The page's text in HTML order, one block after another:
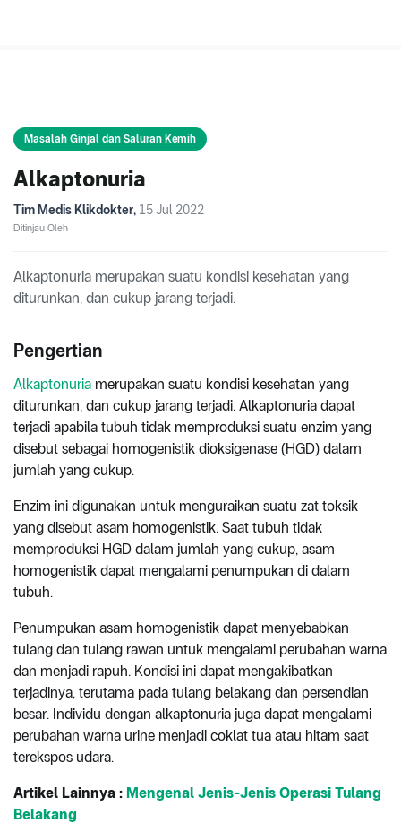
Masalah Ginjal dan Saluran Kemih
Alkaptonuria
Tim Medis Klikdokter, 15 Jul 2022
Ditinjau Oleh
Alkaptonuria merupakan suatu kondisi kesehatan yang
diturunkan, dan cukup jarang terjadi.
Pengertian
Alkaptonuria merupakan suatu kondisi kesehatan yang
diturunkan, dan cukup jarang terjadi. Alkaptonuria dapat
terjadi apabila tubuh tidak memproduksi suatu enzim yang
disebut sebagai homogenistik dioksigenase (HGD) dalam
jumlah yang cukup.
Enzim ini digunakan untuk menguraikan suatu zat toksik
yang disebut asam homogenistik. Saat tubuh tidak
memproduksi HGD dalam jumlah yang cukup, asam
homogenistik dapat mengalami penumpukan di dalam
tubuh.
Penumpukan asam homogenistik dapat menyebabkan
tulang dan tulang rawan untuk mengalami perubahan warna
dan menjadi rapuh. Kondisi ini dapat mengakibatkan
terjadinya, terutama pada tulang belakang dan persendian
besar. Individu dengan alkaptonuria juga dapat mengalami
perubahan warna urine menjadi coklat tua atau hitam saat
terekspos udara.
Artikel Lainnya : Mengenal Jenis-Jenis Operasi Tulang
Belakang